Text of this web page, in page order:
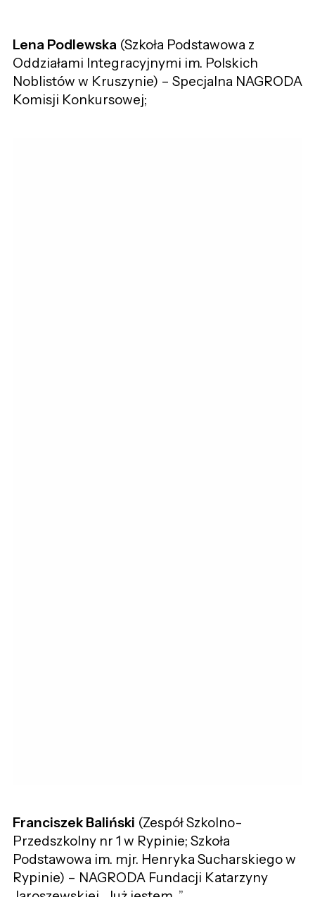
Lena Podlewska (Szkoła Podstawowa z
Oddziałami Integracyjnymi im. Polskich
Noblistów w Kruszynie) – Specjalna NAGRODA
Komisji Konkursowej;
Franciszek Baliński (Zespół Szkolno-
Przedszkolny nr 1 w Rypinie; Szkoła
Podstawowa im. mjr. Henryka Sucharskiego w
Rypinie) – NAGRODA Fundacji Katarzyny